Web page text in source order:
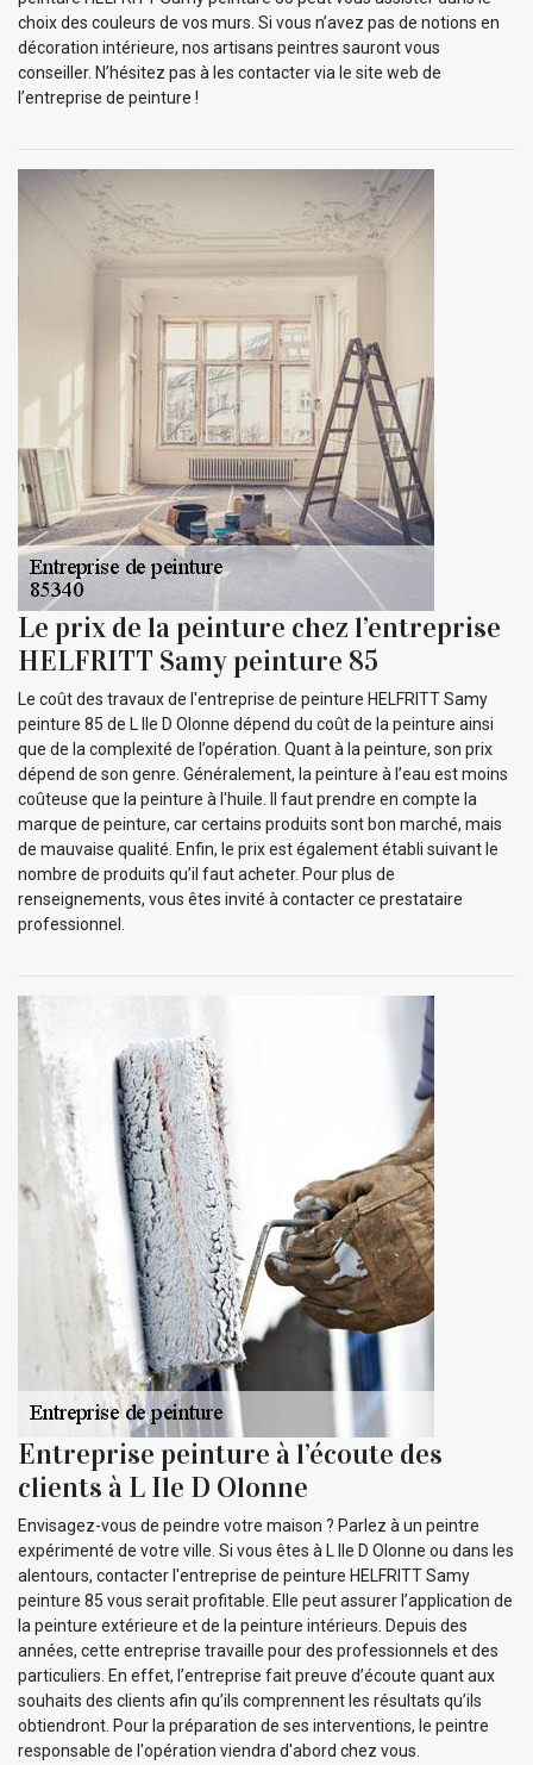
choix des couleurs de vos murs. Si vous n’avez pas de notions en
décoration intérieure, nos artisans peintres sauront vous
conseiller. N’hésitez pas à les contacter via le site web de
l’entreprise de peinture !
Le prix de la peinture chez l’entreprise
HELFRITT Samy peinture 85
Le coût des travaux de l'entreprise de peinture HELFRITT Samy
peinture 85 de L Ile D Olonne dépend du coût de la peinture ainsi
que de la complexité de l’opération. Quant à la peinture, son prix
dépend de son genre. Généralement, la peinture à l’eau est moins
coûteuse que la peinture à l'huile. Il faut prendre en compte la
marque de peinture, car certains produits sont bon marché, mais
de mauvaise qualité. Enfin, le prix est également établi suivant le
nombre de produits qu’il faut acheter. Pour plus de
renseignements, vous êtes invité à contacter ce prestataire
professionnel.
Entreprise peinture à l’écoute des
clients à L Ile D Olonne
Envisagez-vous de peindre votre maison ? Parlez à un peintre
expérimenté de votre ville. Si vous êtes à L Ile D Olonne ou dans les
alentours, contacter l'entreprise de peinture HELFRITT Samy
peinture 85 vous serait profitable. Elle peut assurer l’application de
la peinture extérieure et de la peinture intérieurs. Depuis des
années, cette entreprise travaille pour des professionnels et des
particuliers. En effet, l’entreprise fait preuve d’écoute quant aux
souhaits des clients afin qu’ils comprennent les résultats qu’ils
obtiendront. Pour la préparation de ses interventions, le peintre
responsable de l'opération viendra d'abord chez vous.